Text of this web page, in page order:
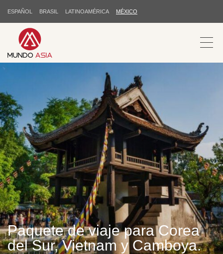
ESPAÑOL BRASIL LATINOAMÉRICA MÉXICO
Paquete de viaje para Corea
del Sur, Vietnam y Camboya.